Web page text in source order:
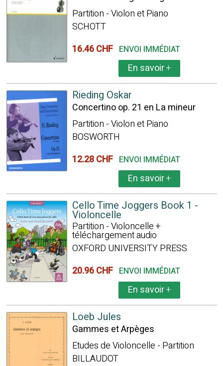
Partition - Violon et Piano
SCHOTT
16.46 CHF ENVOI IMMÉDIAT
En savoir+
Rieding Oskar
Concertino op. 21 en La mineur
Partition - Violon et Piano
BOSWORTH
12.28 CHF ENVOI IMMÉDIAT
En savoir+
Cello Time Joggers Book 1 -
Violoncelle
Partition - Violoncelle +
téléchargement audio
OXFORD UNIVERSITY PRESS
20.96 CHF ENVOI IMMÉDIAT
En savoir+
Loeb Jules
Gammes et Arpèges
Etudes de Violoncelle - Partition
BILLAUDOT